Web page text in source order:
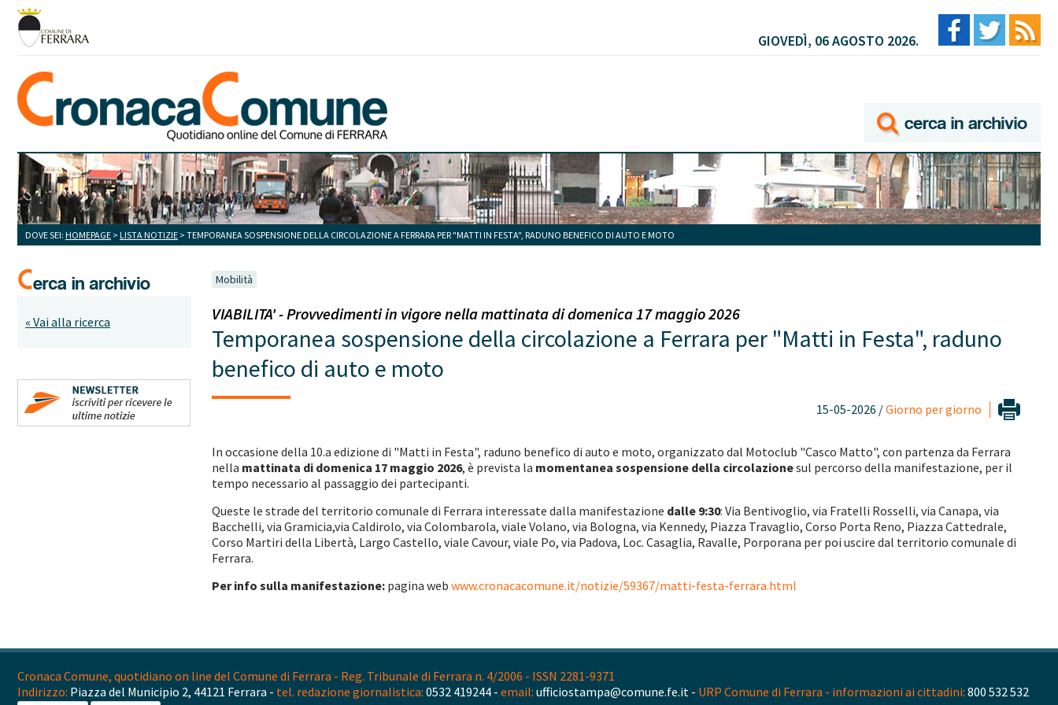
GIOVEDÌ, 06 AGOSTO 2026.
DOVE SEI: HOMEPAGE > LISTA NOTIZIE > TEMPORANEA SOSPENSIONE DELLA CIRCOLAZIONE A FERRARA PER "MATTI IN FESTA", RADUNO BENEFICO DI AUTO E MOTO
« Vai alla ricerca
Mobilità
VIABILITA' - Provvedimenti in vigore nella mattinata di domenica 17 maggio 2026
Temporanea sospensione della circolazione a Ferrara per "Matti in Festa", raduno
benefico di auto e moto
15-05-2026 /Giorno per giorno
In occasione della 10.a edizione di "Matti in Festa", raduno benefico di auto e moto, organizzato dal Motoclub "Casco Matto", con partenza da Ferrara
nella mattinata di domenica 17 maggio 2026, è prevista la momentanea sospensione della circolazionesul percorso della manifestazione, per il
tempo necessario al passaggio dei partecipanti.
Queste le strade del territorio comunale di Ferrara interessate dalla manifestazione dalle 9:30: Via Bentivoglio, via Fratelli Rosselli, via Canapa, via
Bacchelli, via Gramicia,via Caldirolo, via Colombarola, viale Volano, via Bologna, via Kennedy, Piazza Travaglio, Corso Porta Reno, Piazza Cattedrale,
Corso Martiri della Libertà, Largo Castello, viale Cavour, viale Po, via Padova, Loc. Casaglia, Ravalle, Porporana per poi uscire dal territorio comunale di
Ferrara.
Per info sulla manifestazione: pagina web www.cronacacomune.it/notizie/59367/matti-festa-ferrara.html
Cronaca Comune, quotidiano on line del Comune di Ferrara - Reg. Tribunale di Ferrara n. 4/2006 - ISSN 2281-9371
Indirizzo: Piazza del Municipio 2, 44121 Ferrara - tel. redazione giornalistica: 0532 419244 - email: ufficiostampa@comune.fe.it - URP Comune di Ferrara - informazioni ai cittadini: 800 532 532